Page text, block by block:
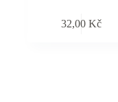
32,00Kč